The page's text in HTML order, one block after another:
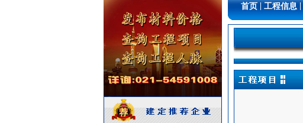
阀门 [采购中]
二头隔栅射灯 [采购中]
装饰石材 [采购中]
供水设备 [采购中]
电缆电线 [采购中]
水泵 [采购中]
玻璃幕墙 [采购中]
首页 工程信息